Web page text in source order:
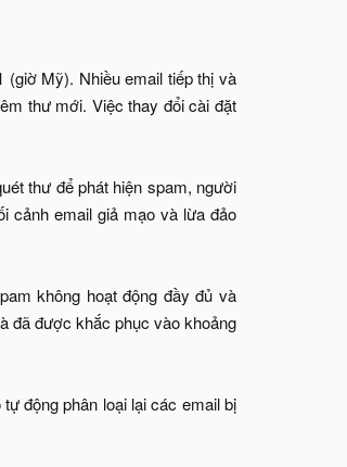
(giờ Mỹ). Nhiều email tiếp thị và
thư mới. Việc thay đổi cài đặt
thư để phát hiện spam, người
cảnh email giả mạo và lừa đảo
không hoạt động đầy đủ và
đã được khắc phục vào khoảng
động phân loại lại các email bị